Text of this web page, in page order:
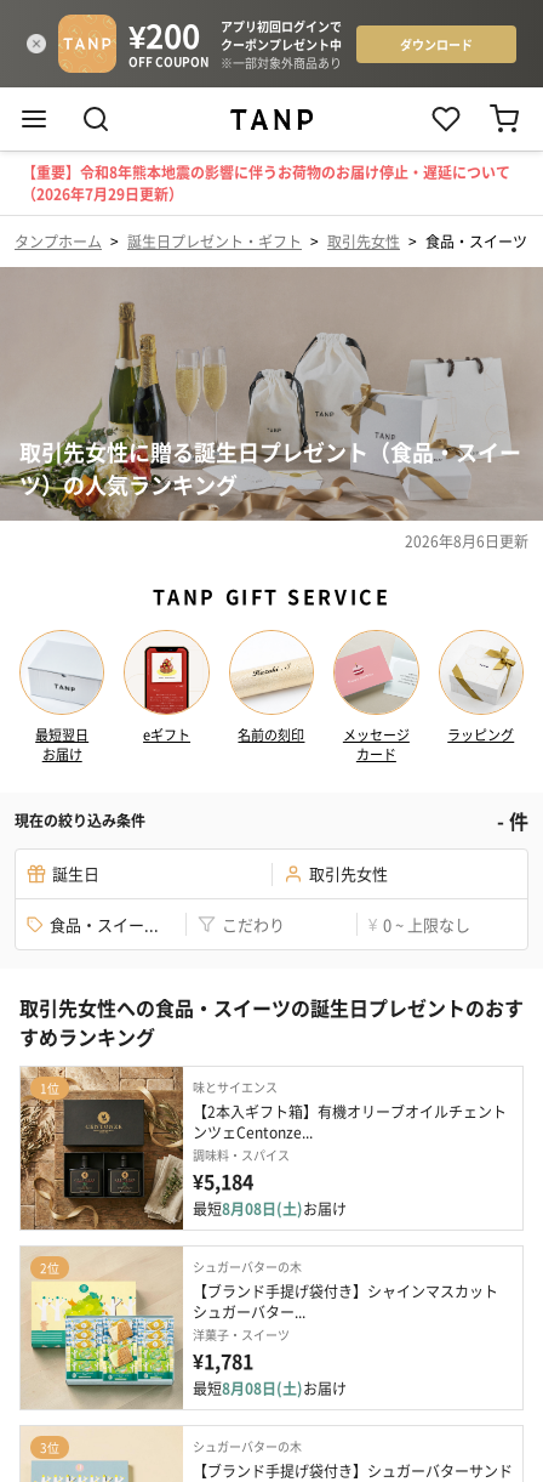
【重要】令和8年熊本地震の影響に伴うお荷物のお届け停止・遅延について
（2026年7月29日更新）
タンプホーム > 誕生日プレゼント・ギフト > 取引先女性 > 食品・スイーツ
取引先女性に贈る誕生日プレゼント（食品・スイー
ツ）の人気ランキング
2026年8月6日更新
TANP GIFT SERVICE
最短翌日
お届け
eギフト 名前の刻印
メッセージ
カード
ラッピング
現在の絞り込み条件 -件
誕生日 取引先女性
食品・スイー... こだわり ¥ 0 ~ 上限なし
取引先女性への食品・スイーツの誕生日プレゼントのおす
すめランキング
1位 味とサイエンス
【2本入ギフト箱】有機オリーブオイルチェント
ンツェCentonze...
調味料・スパイス
¥5,184
最短8月08日(土)お届け
2位 シュガーバターの木
【ブランド手提げ袋付き】シャインマスカット
シュガーバター...
洋菓子・スイーツ
¥1,781
最短8月08日(土)お届け
3位 シュガーバターの木
【ブランド手提げ袋付き】シュガーバターサンド